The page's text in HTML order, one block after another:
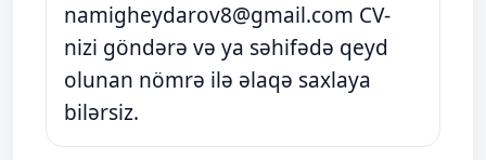
namigheydarov8@gmail.com CV-
nizi göndərə və ya səhifədə qeyd
olunan nömrə ilə əlaqə saxlaya
bilərsiz.